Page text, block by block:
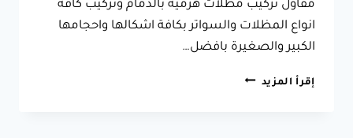
مقاول تركيب مظلات هرمية بالدمام وتركيب كافة
انواع المظلات والسواتر بكافة اشكالها واحجامها
الكبير والصغيرة بافضل…
إقرأ المزيد مظلات